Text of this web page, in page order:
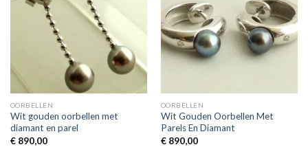
OORBELLEN
Wit gouden oorbellen met
diamant en parel
€890,00
OORBELLEN
Wit Gouden Oorbellen Met
Parels En Diamant
€890,00